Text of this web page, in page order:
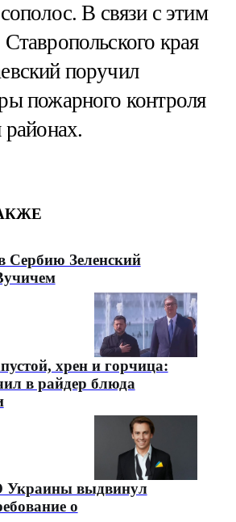
В связи с этим
края
поручил
пожарного контроля
районах.
Сербию Зеленский
хрен и горчица:
в райдер блюда
Украины выдвинул
о